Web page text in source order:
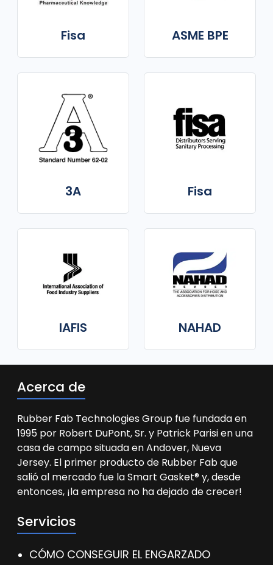
Fisa ASME BPE
3A Fisa
IAFIS NAHAD
Acerca de
Rubber Fab Technologies Group fue fundada en
1995 por Robert DuPont, Sr. y Patrick Parisi en una
casa de campo situada en Andover, Nueva
Jersey. El primer producto de Rubber Fab que
salió al mercado fue la Smart Gasket® y, desde
entonces, ¡la empresa no ha dejado de crecer!
Servicios
CÓMO CONSEGUIR EL ENGARZADO